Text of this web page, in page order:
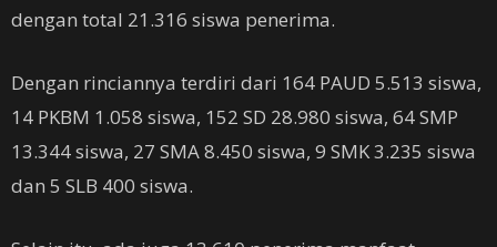
dengan total 21.316 siswa penerima.
Dengan rinciannya terdiri dari 164 PAUD 5.513 siswa,
14 PKBM 1.058 siswa, 152 SD 28.980 siswa, 64 SMP
13.344 siswa, 27 SMA 8.450 siswa, 9 SMK 3.235 siswa
dan 5 SLB 400 siswa.